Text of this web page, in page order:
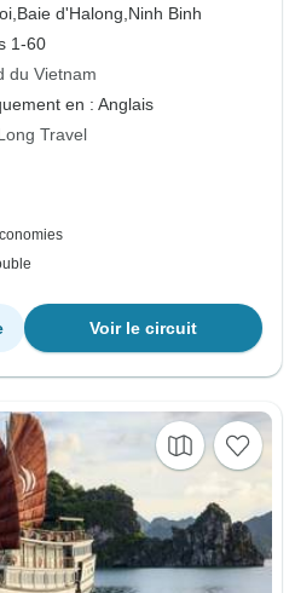
Baie d'Halong, Ninh Binh
1-60
du Vietnam
en : Anglais
Travel
Voir le circuit